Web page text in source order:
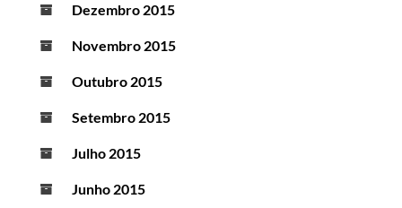
Dezembro 2015
Novembro 2015
Outubro 2015
Setembro 2015
Julho 2015
Junho 2015